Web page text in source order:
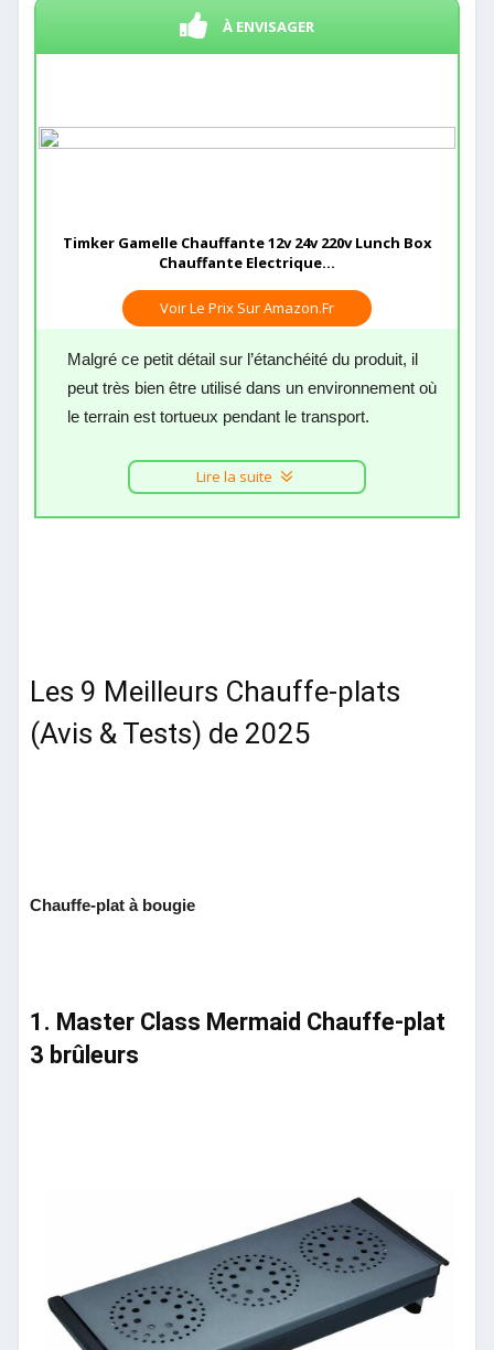
À ENVISAGER
Timker Gamelle Chauffante 12v 24v 220v Lunch Box
Chauffante Electrique...
Voir Le Prix Sur Amazon.fr
Malgré ce petit détail sur l’étanchéité du produit, il
peut très bien être utilisé dans un environnement où
le terrain est tortueux pendant le transport.
Lire la suite
Les 9 Meilleurs Chauffe-plats
(Avis & Tests) de 2025
Chauffe-plat à bougie
1. Master Class Mermaid Chauffe-plat
3 brûleurs